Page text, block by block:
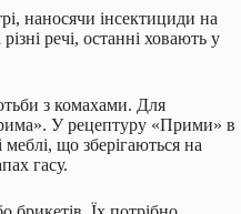
наносячи інсектициди на
речі, останні ховають у
з комахами. Для
У рецептуру «Прими» в
що зберігаються на
гасу.